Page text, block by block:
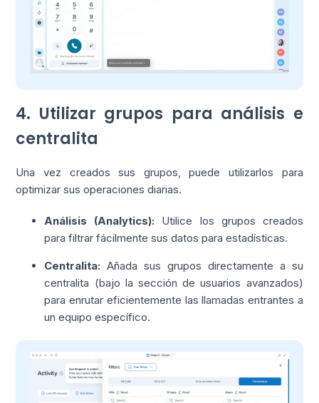
4. Utilizar grupos para análisis e
centralita
Una vez creados sus grupos, puede utilizarlos para
optimizar sus operaciones diarias.
Análisis (Analytics): Utilice los grupos creados
para filtrar fácilmente sus datos para estadísticas.
Centralita: Añada sus grupos directamente a su
centralita (bajo la sección de usuarios avanzados)
para enrutar eficientemente las llamadas entrantes a
un equipo específico.